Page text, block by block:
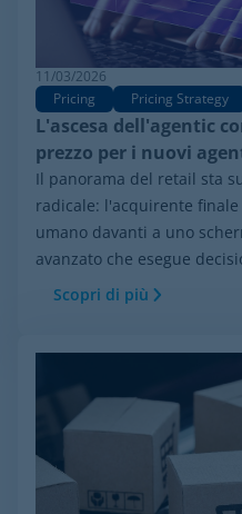
11/03/2026
Pricing
Pricing Strategy
L'ascesa dell'agentic
prezzo per i nuovi
Il panorama del retail sta
radicale: l'acquirente
umano davanti a uno
avanzato che esegue
Scopri di più